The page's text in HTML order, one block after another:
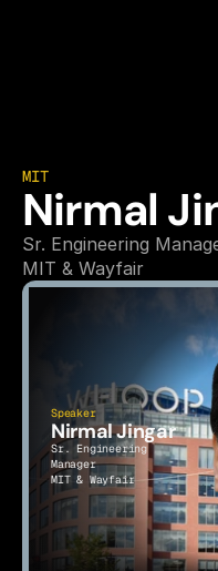
MIT
Nirmal
Sr. Engineering
MIT & Wayfair
Speaker
Nirmal Jingar
Sr. Engineering
Manager
MIT & Wayfair